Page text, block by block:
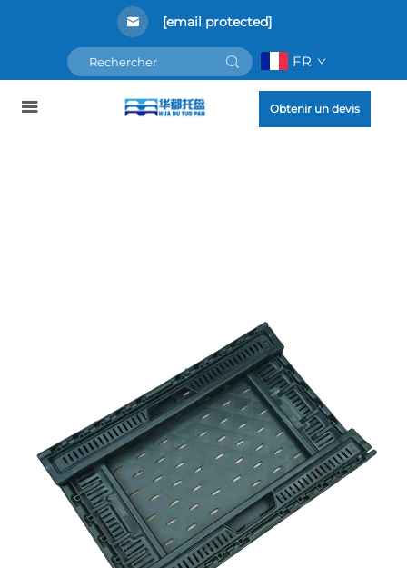
[email protected]
FR
Obtenir un devis